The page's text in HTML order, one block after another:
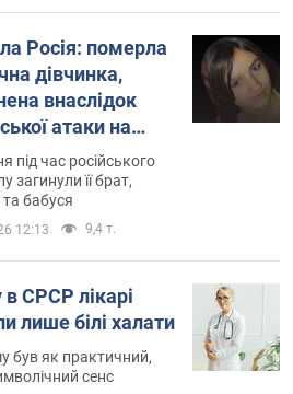
Росія: померла
дівчинка,
внаслідок
атаки на
Фото
під час російського
загинули її брат,
та бабуся
12:13 9,4 т.
СРСР лікарі
лише білі халати
був як практичний,
сенс